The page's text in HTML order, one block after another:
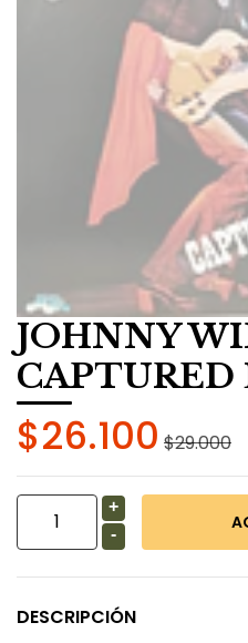
JOHNNY
CAPTURED
$26.100 $29.000
+
-
DESCRIPCIÓN